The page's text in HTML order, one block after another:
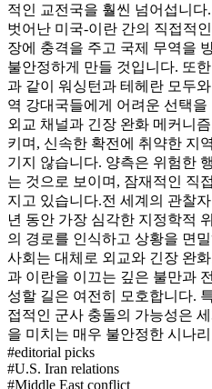
적인 교전국을 훨씬 넘어섭니
벗어난 미국-이란 간의 직접적
장에 충격을 주고 국제 무역을
불안정하게 만들 것입니다. 또
과 같이 워싱턴과 테헤란 모두
역 강대국들에게 어려운 선택
외교 채널과 긴장 완화 메커니
키며, 신속한 확전에 취약한 지
기지 않습니다. 양측은 위험한
는 것으로 보이며, 잠재적인 직
지고 있습니다.전 세계의 관찰
년 동안 가장 심각한 지정학적
의 경로를 인식하고 상황을 면
사회는 대체로 외교와 긴장 완
과 이란을 이끄는 깊은 불만과
성할 길은 여전히 모호합니다.
접적인 군사 충돌의 가능성은
을 미치는 매우 불안정한 시나
#editorial picks
#U.S. Iran relations
#Middle East conflict